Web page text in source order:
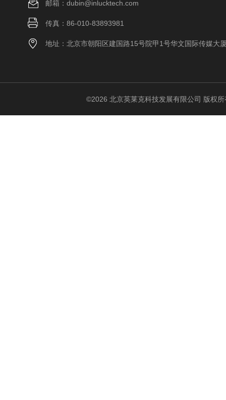
邮箱：dubin@inlucktech.com
传真：86-010-83893981
地址：北京市朝阳区建国路15号院甲1号华文国际传媒大
©2026 北京英莱克科技发展有限公司 版